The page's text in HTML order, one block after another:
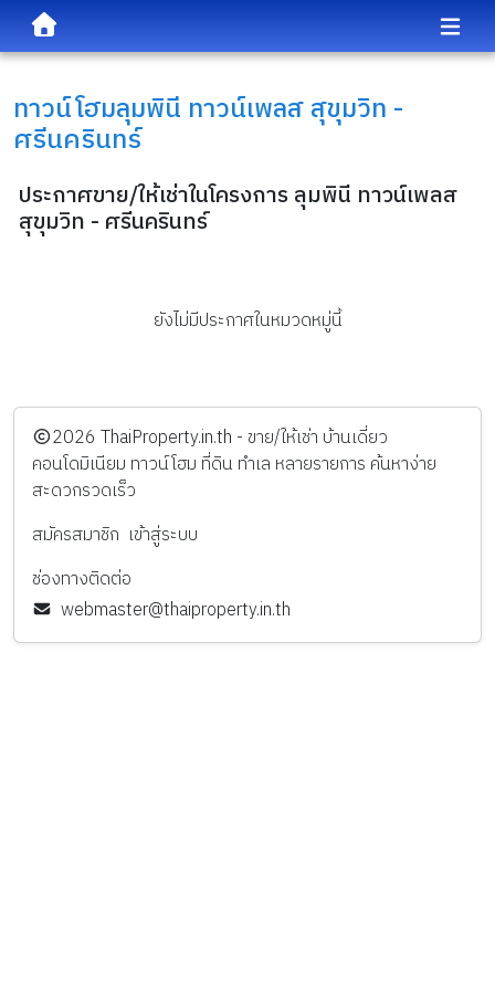
ทาวน์โฮมลุมพินี ทาวน์เพลส สุขุมวิท -
ศรีนครินทร์
ประกาศขาย/ให้เช่าในโครงการ ลุมพินี ทาวน์เพลส
สุขุมวิท - ศรีนครินทร์
ยังไม่มีประกาศในหมวดหมู่นี้
️2026 ThaiProperty.in.th - ขาย/ให้เช่า บ้านเดี่ยว
คอนโดมิเนียม ทาวน์โฮม ที่ดิน ทำเล หลายรายการ ค้นหาง่าย
สะดวกรวดเร็ว
สมัครสมาชิก เข้าสู่ระบบ
ช่องทางติดต่อ
webmaster@thaiproperty.in.th